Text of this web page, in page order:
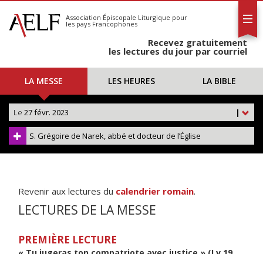
S'abonner
Calendrier
Association Épiscopale Liturgique pour
les pays Francophones
Recevez gratuitement
les lectures du jour par courriel
LA MESSE LES HEURES LA BIBLE
|
Le 27 févr. 2023
S. Grégoire de Narek, abbé et docteur de l’Église
Revenir aux lectures du calendrier romain.
LECTURES DE LA MESSE
PREMIÈRE LECTURE